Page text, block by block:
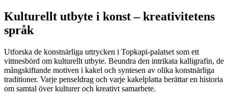
Kulturellt utbyte i konst – kreativitetens
språk
Utforska de konstnärliga uttrycken i Topkapi-palatset som ett
vittnesbörd om kulturellt utbyte. Beundra den intrikata kalligrafin, de
mångskiftande motiven i kakel och syntesen av olika konstnärliga
traditioner. Varje penseldrag och varje kakelplatta berättar en historia
om samtal över kulturer och kreativt samarbete.